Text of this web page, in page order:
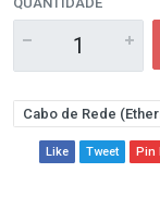
Cabo de Rede
Like Tweet Pin